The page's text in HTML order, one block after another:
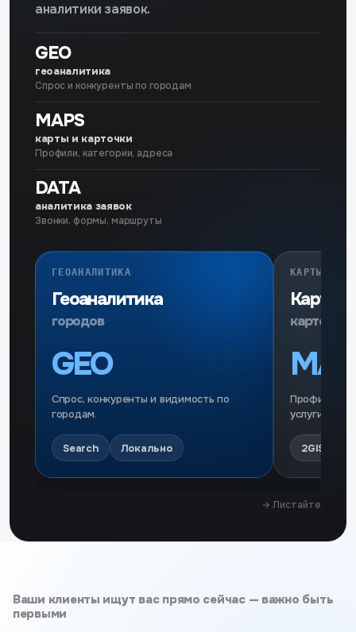
аналитики заявок.
GEO
геоаналитика
Спрос и конкуренты по городам
MAPS
карты и карточки
Профили, категории, адреса
DATA
аналитика заявок
Звонки, формы, маршруты
ГЕОАНАЛИТИКА
Геоаналитика
городов
GEO
Спрос, конкуренты и видимость по
городам.
Search Локально
КАРТЫ
Карты
карточек
Профили,
услуги.
2GIS/
→ Листайте
Ваши клиенты ищут вас прямо сейчас — важно быть
первыми